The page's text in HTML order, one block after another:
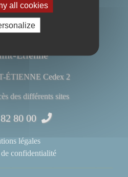
Étienne
ÉTIENNE Cedex 2
des différents sites
80 00
légales
confidentialité
all cookies